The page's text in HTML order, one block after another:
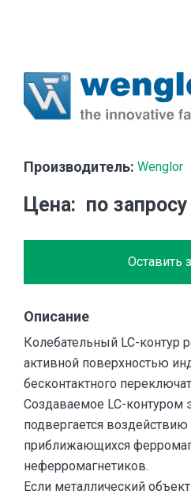
Производитель: Wenglor
Цена по запросу
Оставить
Описание
Колебательный LC-контур
активной поверхностью
бесконтактного
Создаваемое LC-контуром
подвергается
приближающихся
неферромагнетиков.
Если металлический